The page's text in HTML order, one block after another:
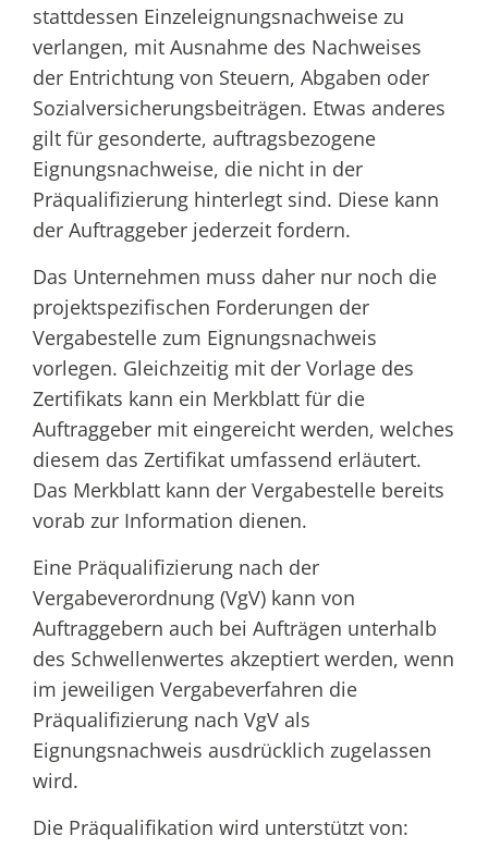
stattdessen Einzeleignungsnachweise zu
verlangen, mit Ausnahme des Nachweises
der Entrichtung von Steuern, Abgaben oder
Sozialversicherungsbeiträgen. Etwas anderes
gilt für gesonderte, auftragsbezogene
Eignungsnachweise, die nicht in der
Präqualifizierung hinterlegt sind. Diese kann
der Auftraggeber jederzeit fordern.
Das Unternehmen muss daher nur noch die
projektspezifischen Forderungen der
Vergabestelle zum Eignungsnachweis
vorlegen. Gleichzeitig mit der Vorlage des
Zertifikats kann ein Merkblatt für die
Auftraggeber mit eingereicht werden, welches
diesem das Zertifikat umfassend erläutert.
Das Merkblatt kann der Vergabestelle bereits
vorab zur Information dienen.
Eine Präqualifizierung nach der
Vergabeverordnung (VgV) kann von
Auftraggebern auch bei Aufträgen unterhalb
des Schwellenwertes akzeptiert werden, wenn
im jeweiligen Vergabeverfahren die
Präqualifizierung nach VgV als
Eignungsnachweis ausdrücklich zugelassen
wird.
Die Präqualifikation wird unterstützt von: